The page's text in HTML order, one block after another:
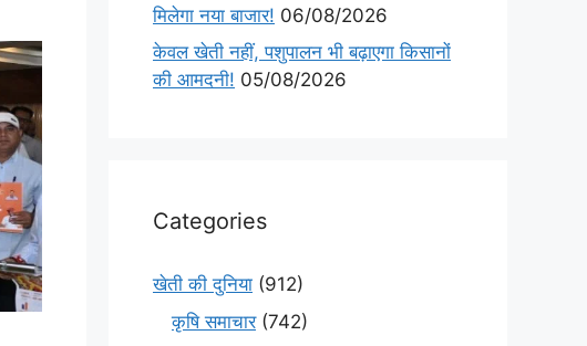
मिलेगा नया बाजार! 06/08/2026
केवल खेती नहीं, पशुपालन भी बढ़ाएगा किसानों
की आमदनी! 05/08/2026
Categories
खेती की दुनिया (912)
कृषि समाचार(742)